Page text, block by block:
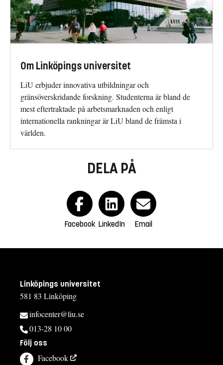
Om Linköpings universitet
LiU erbjuder innovativa utbildningar och
gränsöverskridande forskning. Studenterna är bland de
mest eftertraktade på arbetsmarknaden och enligt
internationella rankningar är LiU bland de främsta i
världen.
DELA PÅ
Facebook LinkedIn Email
Linköpings universitet
581 83 Linköping
infocenter@liu.se
013-28 10 00
Följ oss
Facebook